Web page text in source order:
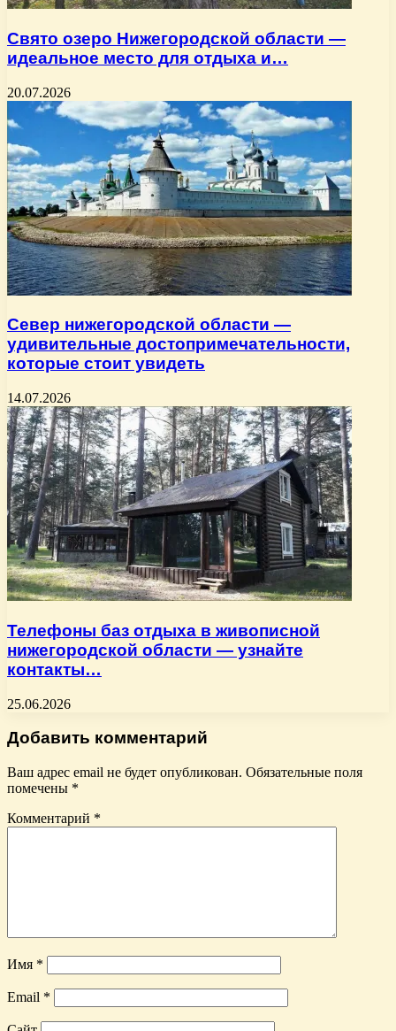
Свято озеро Нижегородской области —
идеальное место для отдыха и…
20.07.2026
Север нижегородской области —
удивительные достопримечательности,
которые стоит увидеть
14.07.2026
Телефоны баз отдыха в живописной
нижегородской области — узнайте
контакты…
25.06.2026
Добавить комментарий
Ваш адрес email не будет опубликован. Обязательные поля
помечены *
Комментарий *
Имя *
Email *